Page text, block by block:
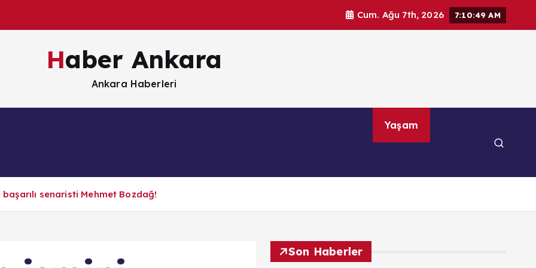
Cum. Ağu 7th, 2026 7:10:51 AM
Haber Ankara
Ankara Haberleri
Yaşam
senaristi Mehmet Bozdağ!
Son Haberler